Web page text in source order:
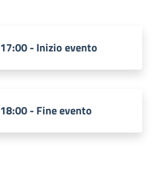
17:00 - Inizio evento
18:00 - Fine evento